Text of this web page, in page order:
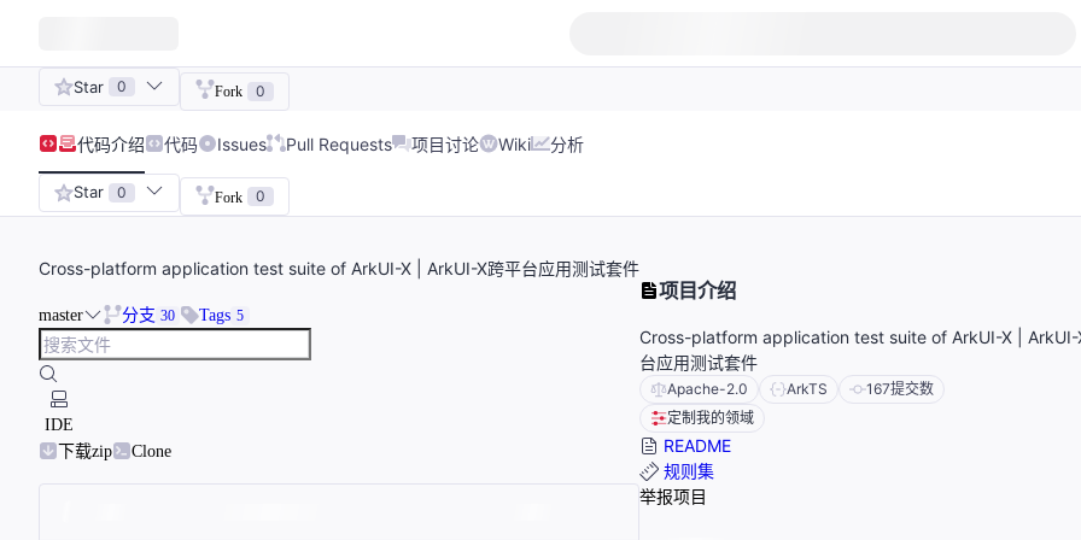
Star 0 Fork 0
代码介绍 代码 Issues Pull Requests 项目讨论 Wiki 分析
Star 0 Fork 0
Cross-platform application test suite of ArkUI-X | ArkUI-X跨平台应用测试套件
master 分支 30 Tags 5
IDE
下载zip
Clone
项目介绍
Cross-platform application test suite of ArkUI-X | ArkUI-
台应用测试套件
Apache-2.0 ArkTS 167提交数
定制我的领域
README
规则集
举报项目